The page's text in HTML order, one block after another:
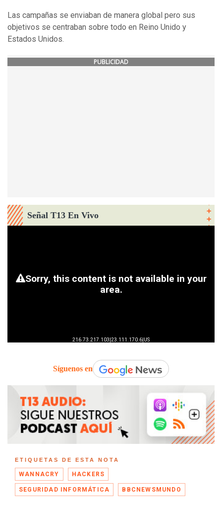
Las campañas se enviaban de manera global pero sus
objetivos se centraban sobre todo en Reino Unido y
Estados Unidos.
PUBLICIDAD
Señal T13 En Vivo
Síguenos en
ETIQUETAS DE ESTA NOTA
WANNACRY HACKERS
SEGURIDAD INFORMÁTICA BBCNEWSMUNDO